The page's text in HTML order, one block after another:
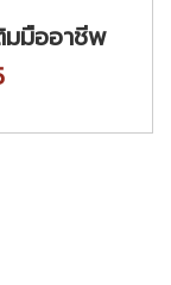
มมืออาชีพ